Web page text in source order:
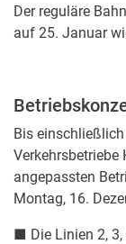
Der reguläre
auf 25. Januar
Bis
Verkehrsbetriebe
angepassten
Montag, 16.
■ Die Linien 2, 3,